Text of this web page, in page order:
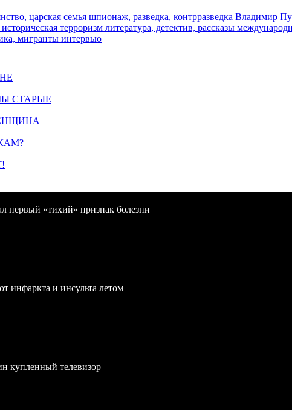
царская семья шпионаж, разведка, контрразведка Владимир
терроризм литература, детектив, рассказы
мигранты интервью
СТАРЫЕ
первый «тихий» признак болезни
инфаркта и инсульта летом
купленный телевизор